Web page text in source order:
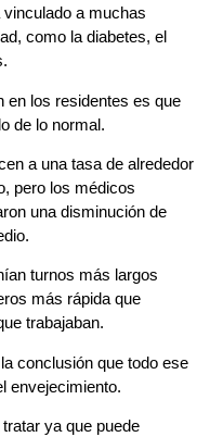
a muchas
como la diabetes, el
en los residentes es que
de lo normal.
a una tasa de alrededor
pero los médicos
una disminución de
turnos más largos
más rápida que
trabajaban.
conclusión que todo ese
envejecimiento.
ya que puede